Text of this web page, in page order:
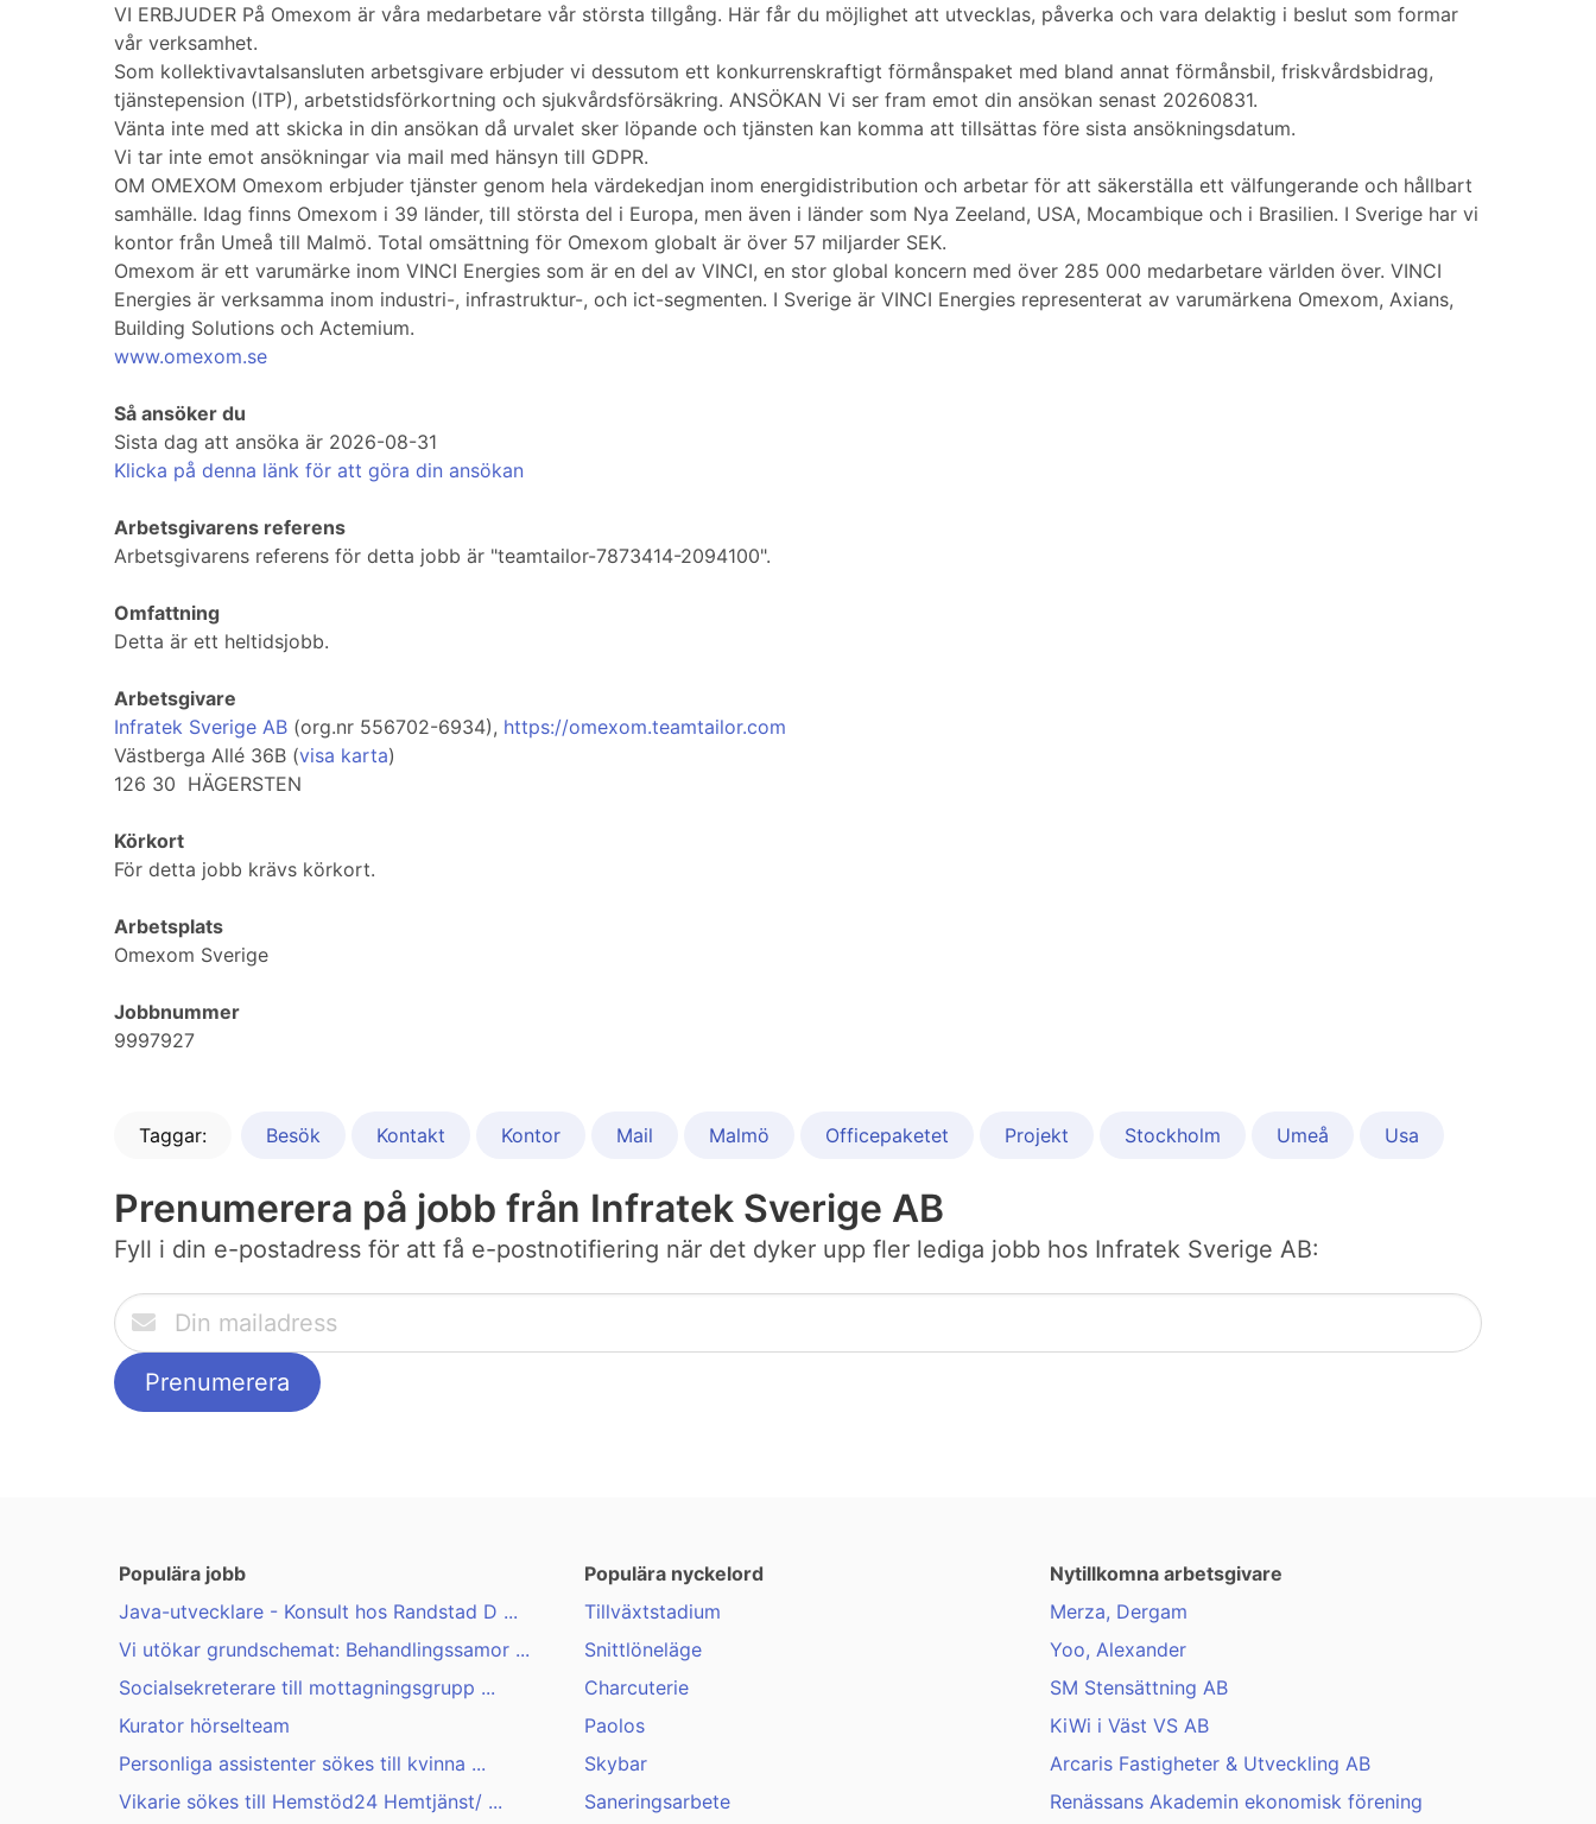
VI ERBJUDER På Omexom är våra medarbetare vår största tillgång. Här får du möjlighet att utvecklas, påverka och vara delaktig i beslut som formar
vår verksamhet.
Som kollektivavtalsansluten arbetsgivare erbjuder vi dessutom ett konkurrenskraftigt förmånspaket med bland annat förmånsbil, friskvårdsbidrag,
tjänstepension (ITP), arbetstidsförkortning och sjukvårdsförsäkring. ANSÖKAN Vi ser fram emot din ansökan senast 20260831.
Vänta inte med att skicka in din ansökan då urvalet sker löpande och tjänsten kan komma att tillsättas före sista ansökningsdatum.
Vi tar inte emot ansökningar via mail med hänsyn till GDPR.
OM OMEXOM Omexom erbjuder tjänster genom hela värdekedjan inom energidistribution och arbetar för att säkerställa ett välfungerande och hållbart
samhälle. Idag finns Omexom i 39 länder, till största del i Europa, men även i länder som Nya Zeeland, USA, Mocambique och i Brasilien. I Sverige har vi
kontor från Umeå till Malmö. Total omsättning för Omexom globalt är över 57 miljarder SEK.
Omexom är ett varumärke inom VINCI Energies som är en del av VINCI, en stor global koncern med över 285 000 medarbetare världen över. VINCI
Energies är verksamma inom industri-, infrastruktur-, och ict-segmenten. I Sverige är VINCI Energies representerat av varumärkena Omexom, Axians,
Building Solutions och Actemium.
www.omexom.se
Så ansöker du
Sista dag att ansöka är 2026-08-31
Klicka på denna länk för att göra din ansökan
Arbetsgivarens referens
Arbetsgivarens referens för detta jobb är "teamtailor-7873414-2094100".
Omfattning
Detta är ett heltidsjobb.
Arbetsgivare
Infratek Sverige AB (org.nr 556702-6934), https://omexom.teamtailor.com
Västberga Allé 36B (visa karta)
126 30 HÄGERSTEN
Körkort
För detta jobb krävs körkort.
Arbetsplats
Omexom Sverige
Jobbnummer
9997927
Taggar: Besök Kontakt Kontor Mail Malmö Officepaketet Projekt Stockholm Umeå Usa
Prenumerera på jobb från Infratek Sverige AB
Fyll i din e-postadress för att få e-postnotifiering när det dyker upp fler lediga jobb hos Infratek Sverige AB:
Populära jobb
Java-utvecklare - Konsult hos Randstad D ...
Vi utökar grundschemat: Behandlingssamor ...
Socialsekreterare till mottagningsgrupp ...
Kurator hörselteam
Personliga assistenter sökes till kvinna ...
Vikarie sökes till Hemstöd24 Hemtjänst/ ...
Populära nyckelord
Tillväxtstadium
Snittlöneläge
Charcuterie
Paolos
Skybar
Saneringsarbete
Nytillkomna arbetsgivare
Merza, Dergam
Yoo, Alexander
SM Stensättning AB
KiWi i Väst VS AB
Arcaris Fastigheter & Utveckling AB
Renässans Akademin ekonomisk förening